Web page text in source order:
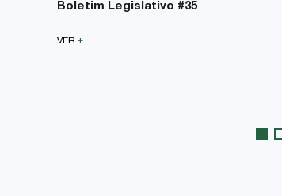
Boletim Legislativo #35
VER +